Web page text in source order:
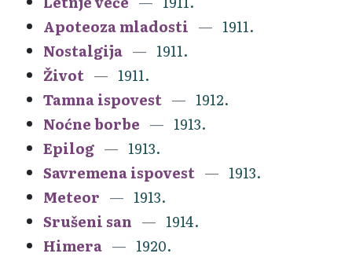
Apoteoza mladosti
1911.
Nostalgija
1911.
Život
1911.
Tamna ispovest
1912.
Noćne borbe
1913.
Epilog
1913.
Savremena ispovest
1913.
Meteor
1913.
Srušeni san
1914.
Himera
1920.